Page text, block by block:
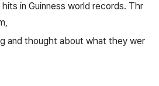
in Guinness world records. Thr
and thought about what they wer